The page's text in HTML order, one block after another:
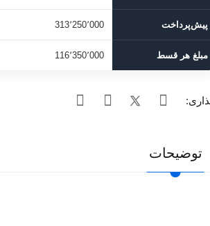
پیش‌پرداخت 313٬250٬000
مبلغ هر قسط 116٬350٬000
توضیحات